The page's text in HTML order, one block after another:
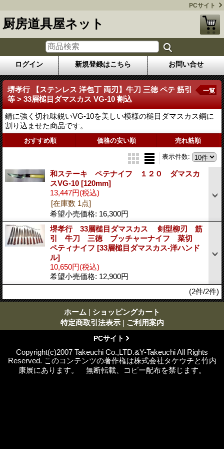
PCサイト
厨房道具屋ネット
ログイン 新規登録はこちら お問い合せ
堺孝行 【ステンレス 洋包丁 両刃】牛刀 三徳 ペテ 筋引
等 > 33層槌目ダマスカス VG-10 割込
錆に強く切れ味鋭いVG-10を美しい模様の槌目ダマスカス鋼に
割り込ませた商品です。
一覧
おすすめ順 価格の安い順 売れ筋順
表示件数:
和ステーキ ペテナイフ １２０ ダマスカ
スVG-10 [120mm]
13,447円(税込)
[在庫数 1点]
希望小売価格: 16,300円
堺孝行 33層槌目ダマスカス 剣型柳刃 筋
引 牛刀 三徳 ブッチャーナイフ 菜切
ペティナイフ [33層槌目ダマスカス-洋ハンド
ル]
10,650円(税込)
希望小売価格: 12,900円
(2件/2件)
ホーム | ショッピングカート
特定商取引法表示 | ご利用案内
PCサイト
Copyright(c)2007 Takeuchi Co.,LTD.&Y-Takeuchi All Rights
Reserved. このコンテンツの著作権は株式会社タケウチと竹内
康展にあります。 無断転載、コピー配布を禁じます。